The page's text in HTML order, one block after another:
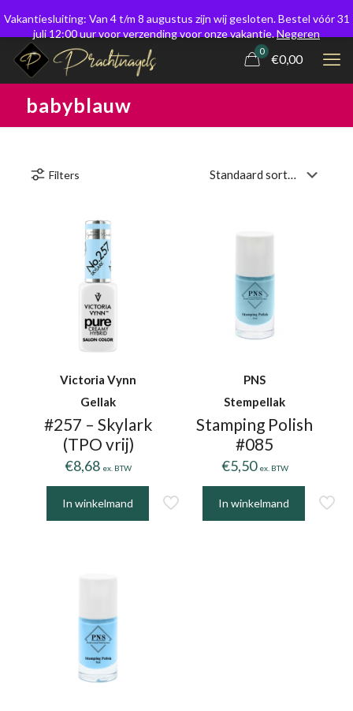
0
€0,00
babyblauw
Filters
Victoria Vynn
Gellak
#257 – Skylark
(TPO vrij)
€8,68 ex. BTW
In winkelmand
PNS
Stempellak
Stamping Polish
#085
€5,50 ex. BTW
In winkelmand
Vakantiesluiting: Van 4 t/m 8 augustus zijn wij gesloten. Bestel vóór 31
juli 12:00 uur voor verzending voor onze vakantie.Negeren